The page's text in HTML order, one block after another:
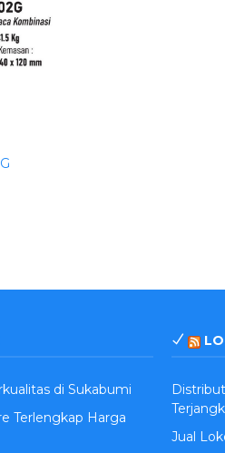
di Sukabumi
Terlengkap Harga
Jual